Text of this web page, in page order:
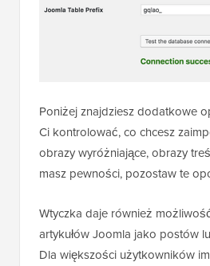
Poniżej znajdziesz dodatkowe
Ci kontrolować, co chcesz
obrazy wyróżniające, obrazy
masz pewności, pozostaw te
Wtyczka daje również
artykułów Joomla jako postów
Dla większości użytkowników